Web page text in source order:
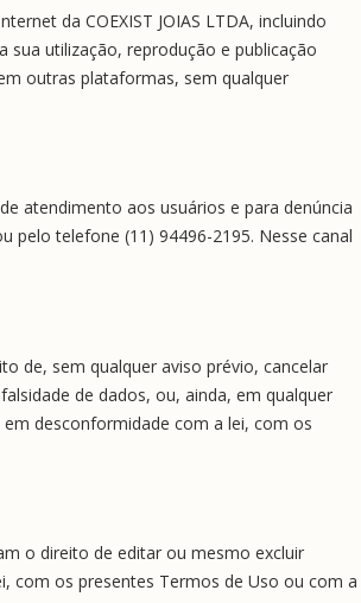
da COEXIST JOIAS LTDA, incluindo
sua utilização, reprodução e publicação
outras plataformas, sem qualquer
atendimento aos usuários e para denúncia
pelo telefone (11) 94496-2195. Nesse canal
de, sem qualquer aviso prévio, cancelar
de dados, ou, ainda, em qualquer
em desconformidade com a lei, com os
o direito de editar ou mesmo excluir
com os presentes Termos de Uso ou com a